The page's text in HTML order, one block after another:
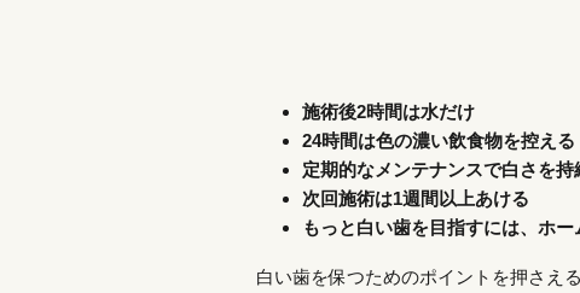
施術後2時間は水だけ
24時間は色の濃い飲食物を控える
定期的なメンテナンスで白さを持
次回施術は1週間以上あける
もっと白い歯を目指すには、ホ
白い歯を保つためのポイントを押さえ